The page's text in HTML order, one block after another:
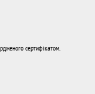
сертифікатом.